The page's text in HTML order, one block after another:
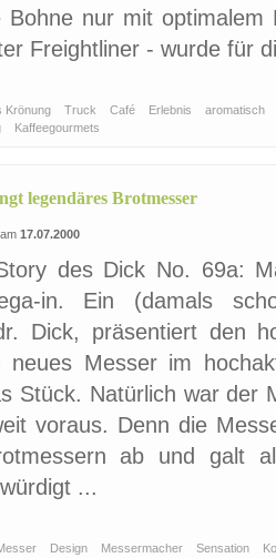
nur mit optimalem
Freightliner - wurde für
Krönung Truck Café Erlebnis
aromatisch
Kaffeegourmets
legendäres Brotmesser
17.07.2000
des Dick No. 69a:
in. Ein (damals
Dick, präsentiert den
neues Messer im
Stück. Natürlich war der
voraus. Denn die
ab und galt
...
Design Messermacher Sensation